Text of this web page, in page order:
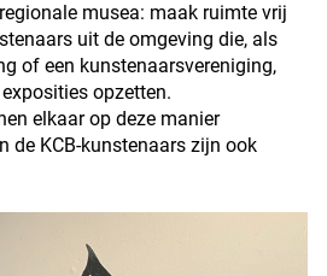
musea: maak ruimte vrij
uit de omgeving die, als
of een kunstenaarsvereniging,
opzetten.
elkaar op deze manier
de KCB-kunstenaars zijn ook